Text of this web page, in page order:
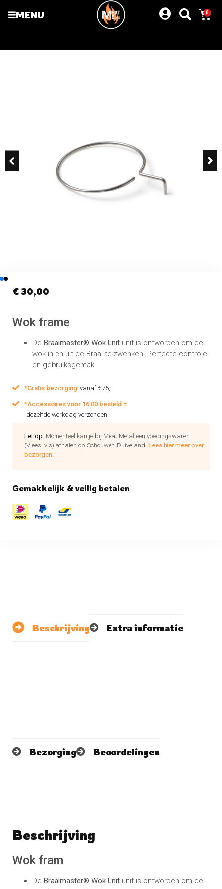
MENU 0
€ 30,00
Wok frame
De Braaimaster® Wok Unit unit is ontworpen om de
wok in en uit de Braai te zwenken. Perfecte controle
en gebruiksgemak
*Gratis bezorging vanaf €75,-
*Accessoires voor 16:00 besteld =
dezelfde werkdag verzonden!
Let op: Momenteel kan je bij Meat Me alleen voedingswaren
(Vlees, vis) afhalen op Schouwen-Duiveland. Lees hier meer over
bezorgen.
Gemakkelijk & veilig betalen
Beschrijving Extra informatie
Bezorging Beoordelingen
Beschrijving
Wok fram
De Braaimaster® Wok Unit unit is ontworpen om de
No reviews found